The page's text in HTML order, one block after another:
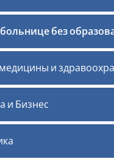
больнице без
и
и Бизнес